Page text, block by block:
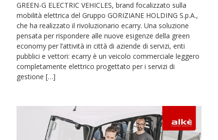
GREEN-G ELECTRIC VEHICLES, brand focalizzato sulla
mobilità elettrica del Gruppo GORIZIANE HOLDING S.p.A.,
che ha realizzato il rivoluzionario ecarry. Una soluzione
pensata per rispondere alle nuove esigenze della green
economy per l’attività in città di aziende di servizi, enti
pubblici e vettori: ecarry è un veicolo commerciale leggero
completamente elettrico progettato per i servizi di
gestione […]